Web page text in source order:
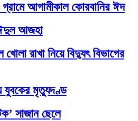
গ্রামে আগামীকাল কোরবানির ঈদ
আজহা
রাখা নিয়ে বিদ্যুৎ বিভাগের
যুবকের মৃত্যুদণ্ড
সাজান ছেলে